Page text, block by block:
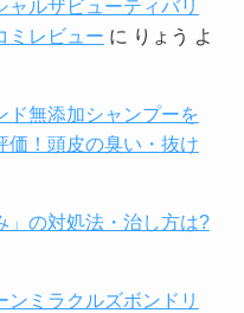
ャルザビューティバリ
ミレビュー に りょう よ
ド無添加シャンプーを
価！頭皮の臭い・抜け
」の対処法・治し方は?
ミラクルズボンドリ